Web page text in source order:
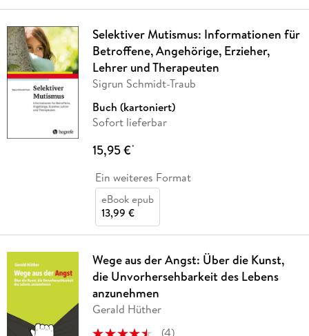
Selektiver Mutismus: Informationen für
Betroffene, Angehörige, Erzieher,
Lehrer und Therapeuten
Sigrun Schmidt-Traub
Buch (kartoniert)
Sofort lieferbar
15,95 €*
Ein weiteres Format
eBook epub
13,99 €
Wege aus der Angst: Über die Kunst,
die Unvorhersehbarkeit des Lebens
anzunehmen
Gerald Hüther
(4)